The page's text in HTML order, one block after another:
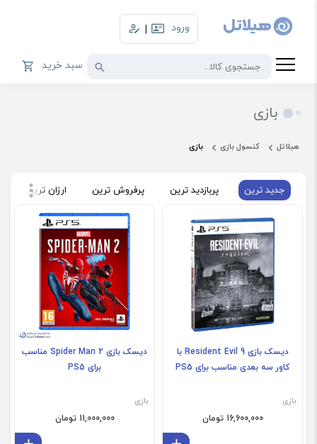
ورود |
سبد خرید
بازی
هیلاتل کنسول بازی بازی
جدید ترین پربازدید ترین پرفروش ترین ارزان ترین
دیسک بازی Resident Evil 9 با
کاور سه بعدی مناسب برای PS5
بازی
16,600,000 تومان
دیسک بازی Spider Man 2 مناسب
برای PS5
بازی
11,000,000 تومان